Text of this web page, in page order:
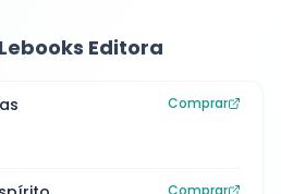
Lebooks Editora
Comprar
Comprar